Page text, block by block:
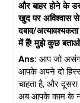
और बाहर होने के
खुद पर अविश्वास
दबाव/
में हैं! मुझे कुछ
Ans: आप जो
आपके अपने दो
चाहता है, और
अब आपके काम के न